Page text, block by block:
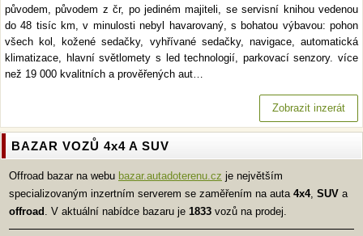
původem, původem z čr, po jediném majiteli, se servisní knihou vedenou
do 48 tisíc km, v minulosti nebyl havarovaný, s bohatou výbavou: pohon
všech kol, kožené sedačky, vyhřívané sedačky, navigace, automatická
klimatizace, hlavní světlomety s led technologií, parkovací senzory. více
než 19 000 kvalitních a prověřených aut…
Zobrazit inzerát
BAZAR VOZŮ 4x4 A SUV
Offroad bazar na webu bazar.autadoterenu.cz je největším
specializovaným inzertním serverem se zaměřením na auta 4x4, SUV a
offroad . V aktuální nabídce bazaru je 1833 vozů na prodej.